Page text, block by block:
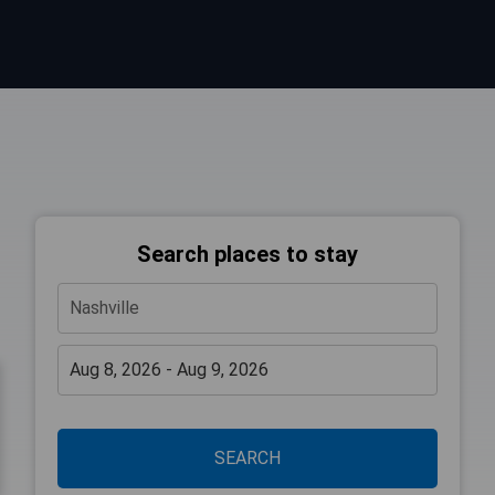
Search places to stay
SEARCH